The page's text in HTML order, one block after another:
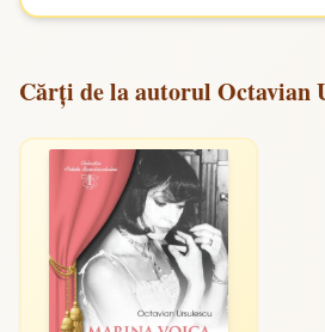
Cărți de la autorul Octavian